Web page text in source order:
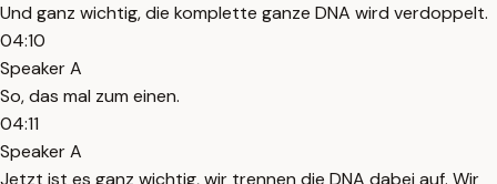
Und ganz wichtig, die komplette ganze DNA wird verdoppelt.
04:10
Speaker A
So, das mal zum einen.
04:11
Speaker A
Jetzt ist es ganz wichtig, wir trennen die DNA dabei auf. Wir